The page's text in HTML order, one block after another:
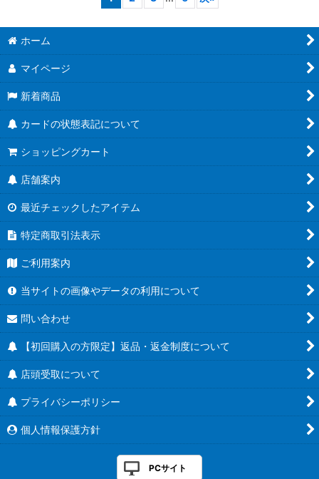
ホーム
マイページ
新着商品
カードの状態表記について
ショッピングカート
店舗案内
最近チェックしたアイテム
特定商取引法表示
ご利用案内
当サイトの画像やデータの利用について
問い合わせ
【初回購入の方限定】返品・返金制度について
店頭受取について
プライバシーポリシー
個人情報保護方針
PCサイト